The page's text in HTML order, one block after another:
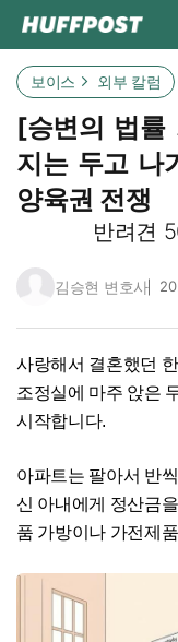
보이스 외부 칼럼
[승변의 법률
지는 두고 나
양육권 전쟁
반려견
김승현 변호사
사랑해서 결혼했던
조정실에 마주 앉은
시작합니다.
아파트는 팔아서 반
신 아내에게 정산금
품 가방이나 가전제